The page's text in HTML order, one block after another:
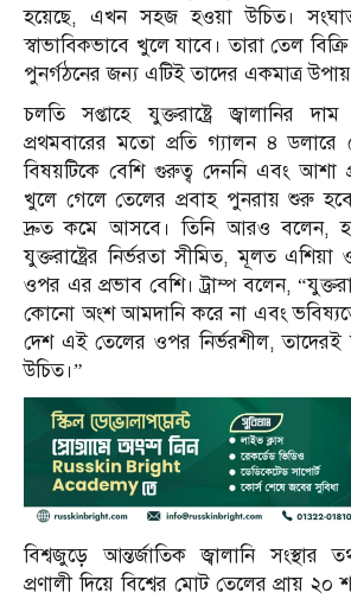
হয়েছে, এখন সহজ হওয়া উচিত।
স্বাভাবিকভাবে খুলে যাবে। তারা তেল
পুনর্গঠনের জন্য এটিই তাদের একমাত্র
চলতি সপ্তাহে যুক্তরাষ্ট্রে জ্বালানির
প্রথমবারের মতো প্রতি গ্যালন ৪ ডলারে
বিষয়টিকে বেশি গুরুত্ব দেননি এবং আশা
খুলে গেলে তেলের প্রবাহ পুনরায় শুরু হবে
দ্রুত কমে আসবে। তিনি আরও বলেন,
যুক্তরাষ্ট্রের নির্ভরতা সীমিত, মূলত
ওপর এর প্রভাব বেশি। ট্রাম্প বলেন,
কোনো অংশ আমদানি করে না এবং
দেশ এই তেলের ওপর নির্ভরশীল, তাদেরই
উচিত।”
বিশ্বজুড়ে আন্তর্জাতিক জ্বালানি
প্রণালী দিয়ে বিশ্বের মোট তেলের প্রায় ২০